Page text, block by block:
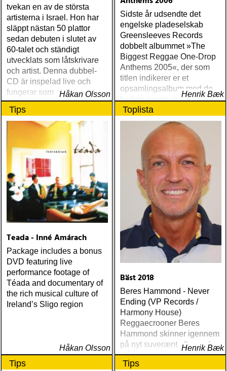
tvekan en av de största
artisterna i Israel. Hon har
släppt nästan 50 plattor
sedan debuten i slutet av
60-talet och ständigt
utvecklats som låtskrivare
och artist. Denna dubbel-
CD är inspelad live och
fungerar som en utmärkt
introduktion till denna
världsartist.
Håkan Olsson
Sidste år udsendte det
engelske pladeselskab
Greensleeves Records
dobbelt albummet »The
Biggest Reggae One-Drop
Anthems 2005«, der som
titlen indikerer er et
opsamlingsalbum med de
bedste numre indenfor den
populære reggaestil kaldet
one-drop
Henrik Bæk
Tips
Teada - Inné Amárach
Package includes a bonus
DVD featuring live
performance footage of
Téada and documentary of
the rich musical culture of
Ireland’s Sligo region
Håkan Olsson
Toplista
Bäst 2018
Beres Hammond - Never
Ending (VP Records /
Harmony House)
Reggaecrooner Beres
Hammond skinner igennem
på nyt suverænt album, der
måske er hans bedste
gennem tiderne
Henrik Bæk
Tips Tips